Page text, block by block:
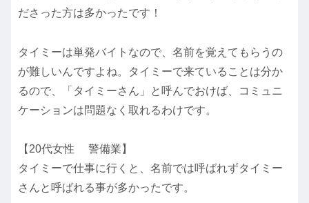
ださった方は多かったです！
タイミーは単発バイトなので、名前を覚えてもらうの
が難しいんですよね。タイミーで来ていることは分か
るので、「タイミーさん」と呼んでおけば、コミュニ
ケーションは問題なく取れるわけです。
【20代女性 警備業】
タイミーで仕事に行くと、名前では呼ばれずタイミー
さんと呼ばれる事が多かったです。